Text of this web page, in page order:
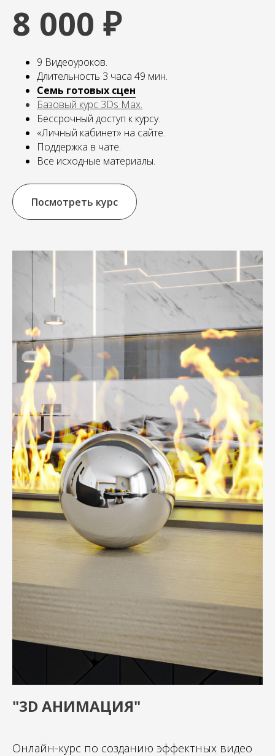
8 000 ₽
9 Видеоуроков.
Длительность 3 часа 49 мин.
Семь готовых сцен
Базовый курс 3Ds Max.
Бессрочный доступ к курсу.
«Личный кабинет» на сайте.
Поддержка в чате.
Все исходные материалы.
Посмотреть курс
"3D АНИМАЦИЯ"
Онлайн-курс по созданию эффектных видео